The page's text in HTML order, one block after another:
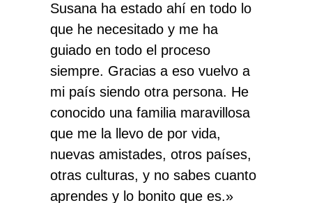
Susana ha estado ahí en todo lo
que he necesitado y me ha
guiado en todo el proceso
siempre. Gracias a eso vuelvo a
mi país siendo otra persona. He
conocido una familia maravillosa
que me la llevo de por vida,
nuevas amistades, otros países,
otras culturas, y no sabes cuanto
aprendes y lo bonito que es.»